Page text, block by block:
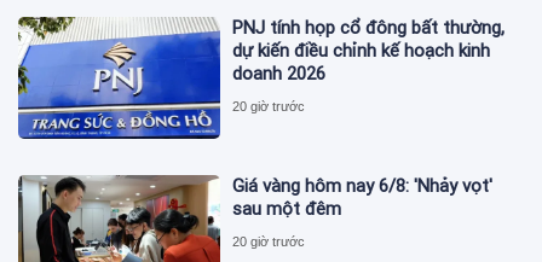
PNJ tính họp cổ đông bất thường,
dự kiến điều chỉnh kế hoạch kinh
doanh 2026
20 giờ trước
Giá vàng hôm nay 6/8: 'Nhảy vọt'
sau một đêm
20 giờ trước